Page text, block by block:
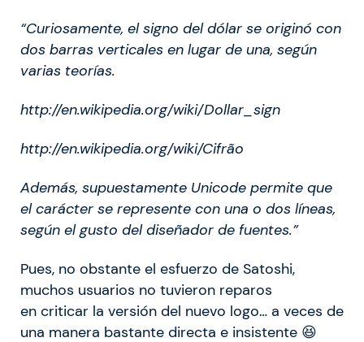
“Curiosamente, el signo del dólar se originó con
dos barras verticales en lugar de una, según
varias teorías.
http://en.wikipedia.org/wiki/Dollar_sign
http://en.wikipedia.org/wiki/Cifrão
Además, supuestamente Unicode permite que
el carácter se represente con una o dos líneas,
según el gusto del diseñador de fuentes.”
Pues, no obstante el esfuerzo de Satoshi,
muchos usuarios no tuvieron reparos
en criticar la versión del nuevo logo… a veces de
una manera bastante directa e insistente 😆